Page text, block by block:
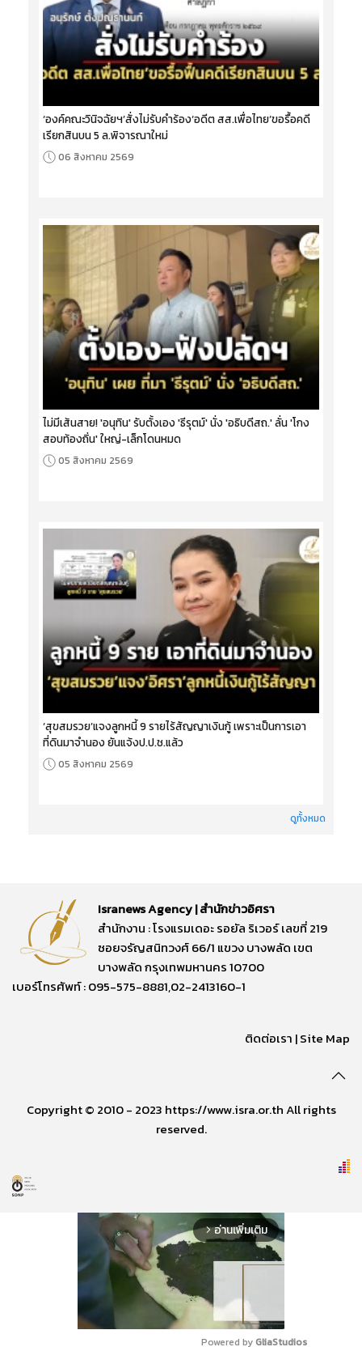
‘องค์คณะวินิจฉัยฯ’สั่งไม่รับคำร้อง‘อดีต สส.เพื่อไทย’ขอรื้อคดี
เรียกสินบน 5 ล.พิจารณาใหม่
06 สิงหาคม 2569
ไม่มีเส้นสาย! 'อนุทิน' รับตั้งเอง 'ธีรุตม์' นั่ง 'อธิบดีสถ.' ลั่น 'โกง
สอบท้องถิ่น' ใหญ่-เล็กโดนหมด
05 สิงหาคม 2569
‘สุขสมรวย’แจงลูกหนี้ 9 รายไร้สัญญาเงินกู้ เพราะเป็นการเอา
ที่ดินมาจำนอง ยันแจ้งป.ป.ช.แล้ว
05 สิงหาคม 2569
ดูทั้งหมด
Isranews Agency | สำนักข่าวอิศรา
สำนักงาน : โรงแรมเดอะ รอยัล ริเวอร์ เลขที่ 219
ซอยจรัญสนิทวงศ์ 66/1 แขวง บางพลัด เขต
บางพลัด กรุงเทพมหานคร 10700
เบอร์โทรศัพท์ : 095-575-8881,02-2413160-1
ติดต่อเรา |Site Map
Copyright © 2010 - 2023 https://www.isra.or.th All rights
reserved.
arrow_forward_ios อ่านเพิ่มเติม
Powered by GliaStudios